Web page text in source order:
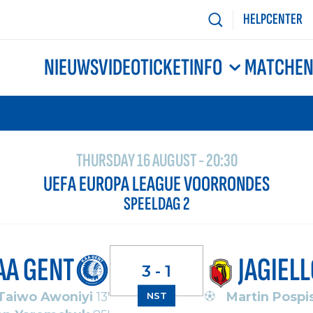
HELPCENTER
NIEUWSVIDEOTICKETINFO MATCHEN
THURSDAY 16 AUGUST - 20:30
UEFA EUROPA LEAGUE VOORRONDES
SPEELDAG 2
GENT
Awoniyi 13'
3 - 1
NST Martin